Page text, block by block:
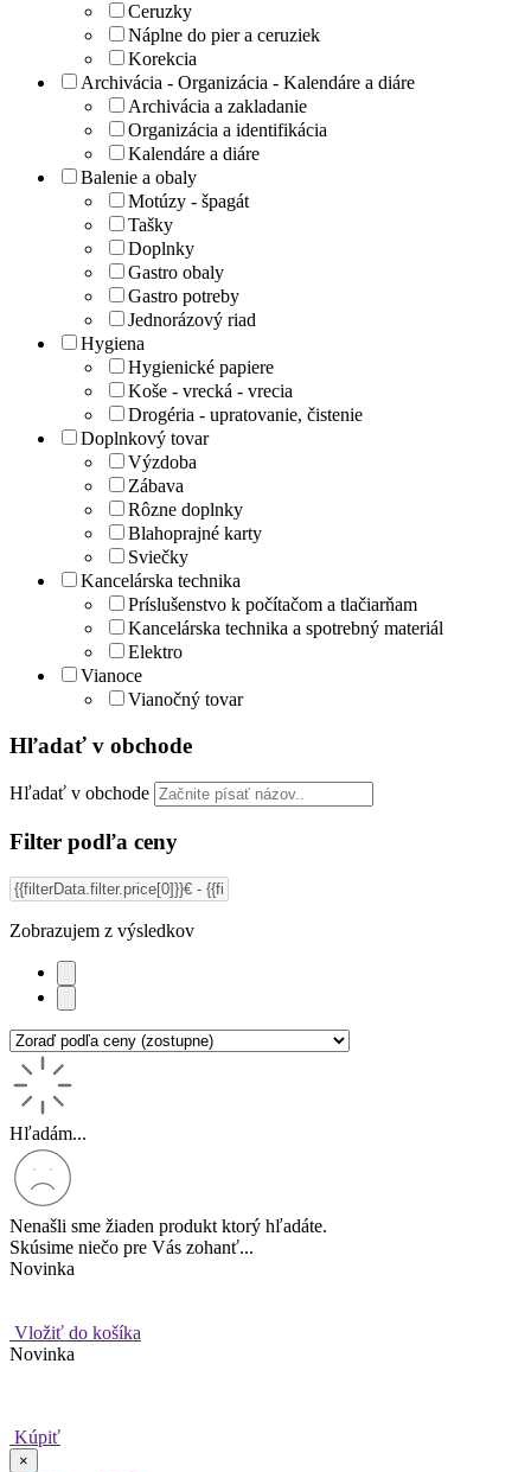
Ceruzky
Náplne do pier a ceruziek
Korekcia
Archivácia - Organizácia - Kalendáre a diáre
Archivácia a zakladanie
Organizácia a identifikácia
Kalendáre a diáre
Balenie a obaly
Motúzy - špagát
Tašky
Doplnky
Gastro obaly
Gastro potreby
Jednorázový riad
Hygiena
Hygienické papiere
Koše - vrecká - vrecia
Drogéria - upratovanie, čistenie
Doplnkový tovar
Výzdoba
Zábava
Rôzne doplnky
Blahoprajné karty
Sviečky
Kancelárska technika
Príslušenstvo k počítačom a tlačiarňam
Kancelárska technika a spotrebný materiál
Elektro
Vianoce
Vianočný tovar
Hľadať v obchode
Hľadať v obchode
Filter podľa ceny
Zobrazujem z výsledkov
Hľadám...
Nenašli sme žiaden produkt ktorý hľadáte.
Skúsime niečo pre Vás zohanť...
Novinka
Vložiť do košíka
Novinka
Kúpiť
×